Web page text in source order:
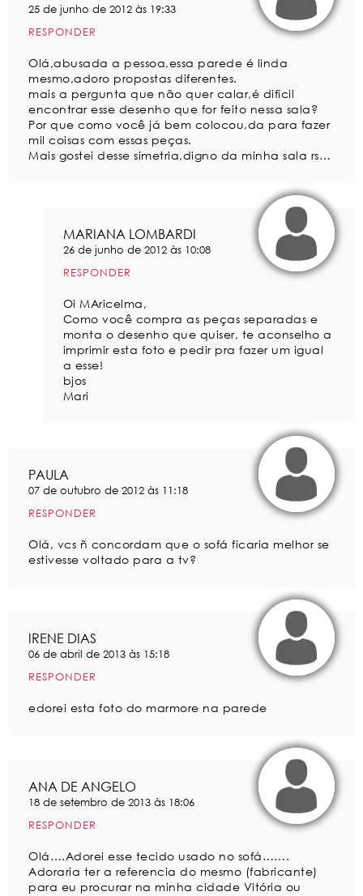
25 de junho de 2012 às 19:33
RESPONDER
Olá,abusada a pessoa,essa parede é linda
mesmo,adoro propostas diferentes.
mais a pergunta que não quer calar,é difícil
encontrar esse desenho que for feito nessa sala?
Por que como você já bem colocou,da para fazer
mil coisas com essas peças.
Mais gostei desse simetria,digno da minha sala rs…
MARIANA LOMBARDI
26 de junho de 2012 às 10:08
RESPONDER
Oi MAricelma,
Como você compra as peças separadas e
monta o desenho que quiser, te aconselho a
imprimir esta foto e pedir pra fazer um igual
a esse!
bjos
Mari
PAULA
07 de outubro de 2012 às 11:18
RESPONDER
Olá, vcs ñ concordam que o sofá ficaria melhor se
estivesse voltado para a tv?
IRENE DIAS
06 de abril de 2013 às 15:18
RESPONDER
edorei esta foto do marmore na parede
ANA DE ANGELO
18 de setembro de 2013 às 18:06
RESPONDER
Olá….Adorei esse tecido usado no sofá…….
Adoraria ter a referencia do mesmo (fabricante)
para eu procurar na minha cidade Vitória ou